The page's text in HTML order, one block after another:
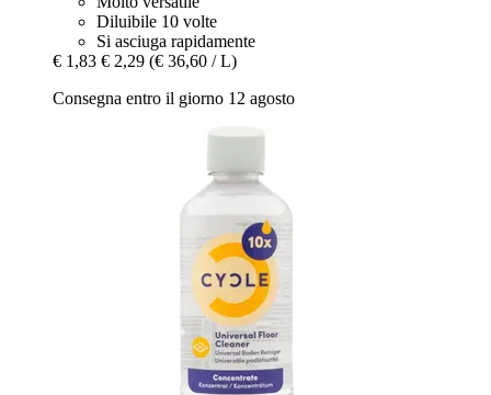
Diluibile 10 volte
Si asciuga rapidamente
€ 1,83 € 2,29 (€ 36,60 / L)
Consegna entro il giorno 12 agosto